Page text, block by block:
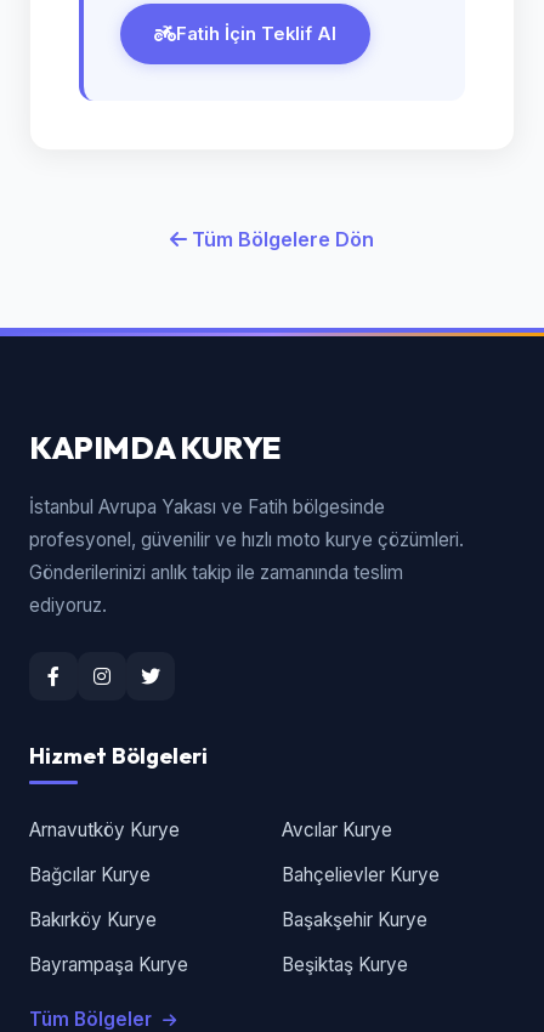
Fatih İçin Teklif Al
Tüm Bölgelere Dön
KAPIMDA KURYE
İstanbul Avrupa Yakası ve Fatih bölgesinde
profesyonel, güvenilir ve hızlı moto kurye çözümleri.
Gönderilerinizi anlık takip ile zamanında teslim
ediyoruz.
Hizmet Bölgeleri
Arnavutköy Kurye
Avcılar Kurye
Bağcılar Kurye
Bahçelievler Kurye
Bakırköy Kurye
Başakşehir Kurye
Bayrampaşa Kurye
Beşiktaş Kurye
Tüm Bölgeler